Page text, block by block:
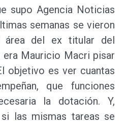
supo Agencia Noticias
semanas se vieron
área del ex titular del
era Mauricio Macri pisar
objetivo es ver cuantas
que funciones
la dotación. Y,
si las mismas tareas se